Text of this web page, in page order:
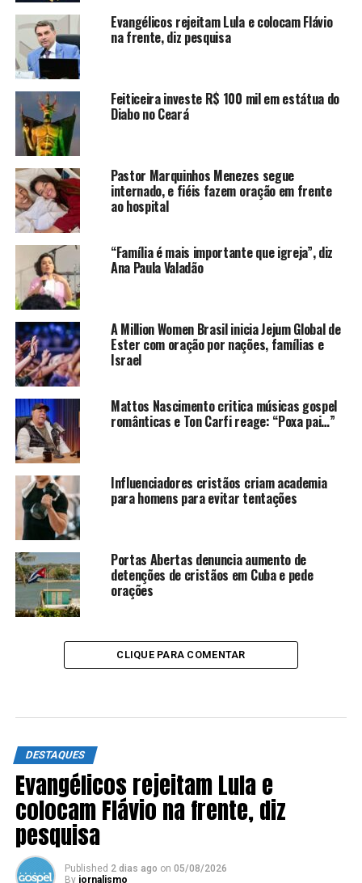
Evangélicos rejeitam Lula e colocam Flávio
na frente, diz pesquisa
Feiticeira investe R$ 100 mil em estátua do
Diabo no Ceará
Pastor Marquinhos Menezes segue
internado, e fiéis fazem oração em frente
ao hospital
“Família é mais importante que igreja”, diz
Ana Paula Valadão
A Million Women Brasil inicia Jejum Global de
Ester com oração por nações, famílias e
Israel
Mattos Nascimento critica músicas gospel
românticas e Ton Carfi reage: “Poxa pai…”
Influenciadores cristãos criam academia
para homens para evitar tentações
Portas Abertas denuncia aumento de
detenções de cristãos em Cuba e pede
orações
CLIQUE PARA COMENTAR
DESTAQUES
Evangélicos rejeitam Lula e
colocam Flávio na frente, diz
pesquisa
Published 2 dias ago on 05/08/2026
By jornalismo